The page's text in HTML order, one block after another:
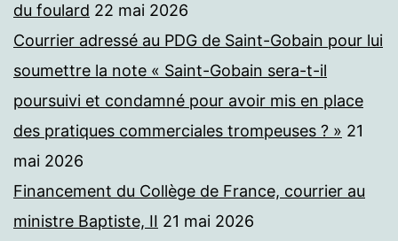
du foulard 22 mai 2026
Courrier adressé au PDG de Saint-Gobain pour lui
soumettre la note « Saint-Gobain sera-t-il
poursuivi et condamné pour avoir mis en place
des pratiques commerciales trompeuses ? » 21
mai 2026
Financement du Collège de France, courrier au
ministre Baptiste, II 21 mai 2026